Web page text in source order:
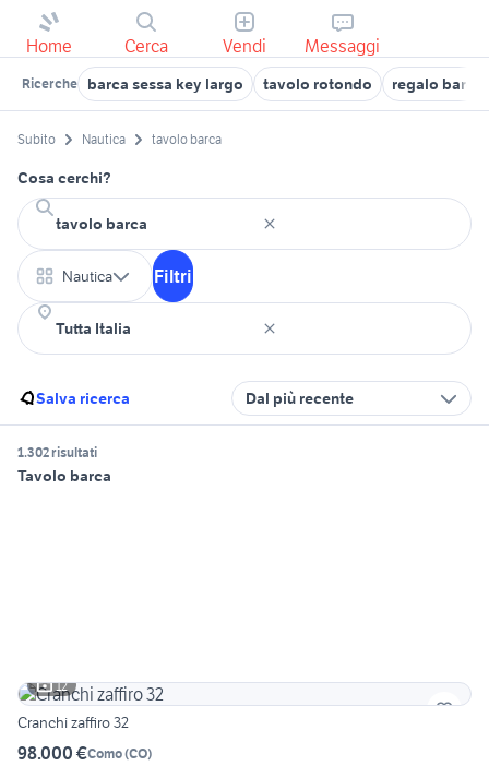
Home Cerca Vendi Messaggi
Ricerche barca sessa key largo tavolo rotondo regalo barca
Subito Nautica tavolo barca
Cosa cerchi?
Nautica Filtri
Salva ricerca Dal più recente
1.302 risultati
Tavolo barca
12
Cranchi zaffiro 32
98.000 €Como(CO)